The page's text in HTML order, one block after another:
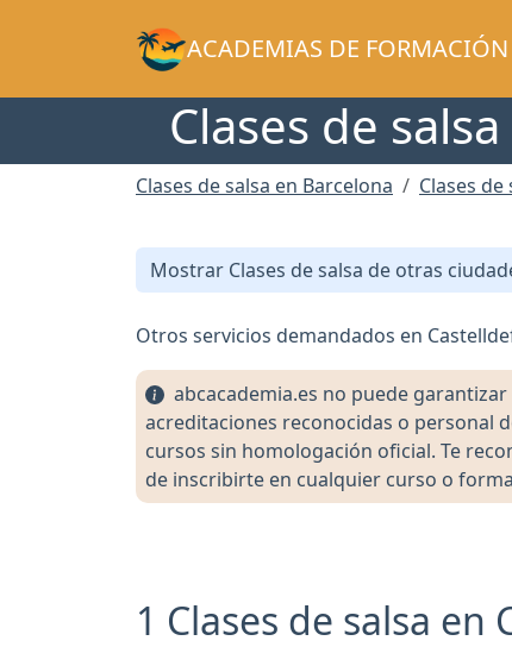
ACADEMIAS DE FORMACIÓN
Clases de
Clases de salsa en Barcelona Clases
Mostrar Clases de salsa de otras
Otros servicios demandados en
abcacademia.es no puede
acreditaciones reconocidas o personal
cursos sin homologación oficial. Te
de inscribirte en cualquier curso o
1 Clases de salsa